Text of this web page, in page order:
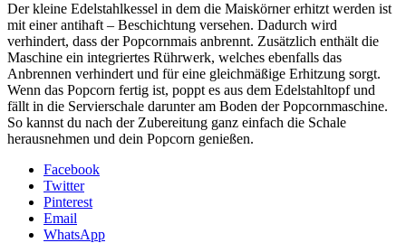
Der kleine Edelstahlkessel in dem die Maiskörner erhitzt werden ist
mit einer antihaft – Beschichtung versehen. Dadurch wird
verhindert, dass der Popcornmais anbrennt. Zusätzlich enthält die
Maschine ein integriertes Rührwerk, welches ebenfalls das
Anbrennen verhindert und für eine gleichmäßige Erhitzung sorgt.
Wenn das Popcorn fertig ist, poppt es aus dem Edelstahltopf und
fällt in die Servierschale darunter am Boden der Popcornmaschine.
So kannst du nach der Zubereitung ganz einfach die Schale
herausnehmen und dein Popcorn genießen.
Facebook
Twitter
Pinterest
Email
WhatsApp